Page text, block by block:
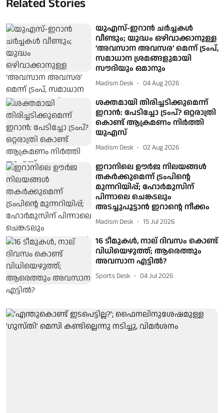
യുഎസ്-ഇറാൻ ചർച്ചകൾ
വീണ്ടും; യുദ്ധം ഒഴിവാക്കാനുള്ള
‘അവസാന അവസര’ മെന്ന് ട്രംപ്,
സമാധാന ശ്രമങ്ങളുമായി
സൗദിയും ഒമാനും
Madism Desk 04 Aug 2026
ശക്തമായി തിരിച്ചടിക്കുമെന്ന്
ഇറാൻ: പേടിച്ചോ ട്രംപ്? ഒറ്റരാത്രി
കൊണ്ട് ആക്രമണം നിർത്തി
യുഎസ്
Madism Desk 02 Aug 2026
ഇറാനിലെ ഊർജ നിലയങ്ങൾ
തകർക്കുമെന്ന് ട്രംപിന്റെ
മുന്നറിയിപ്പ്; ഹോർമുസിന്
പിന്നാലെ ചെങ്കടലും
അടച്ചുപൂട്ടാൻ ഇറാന്റെ നീക്കം
Madism Desk 15 Jul 2026
16 ടീമുകൾ, നാല് ദിവസം കൊണ്ട്
വിധിയെഴുത്ത്; ആരെത്തും
അവസാന എട്ടിൽ?
Sports Desk 04 Jul 2026